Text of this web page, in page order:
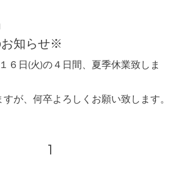
知らせ※
６日(火)の４日間、夏季休業致しま
が、何卒よろしくお願い致します。
1